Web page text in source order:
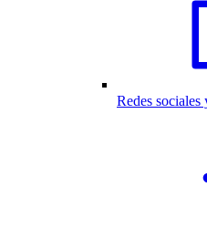
Redes sociales